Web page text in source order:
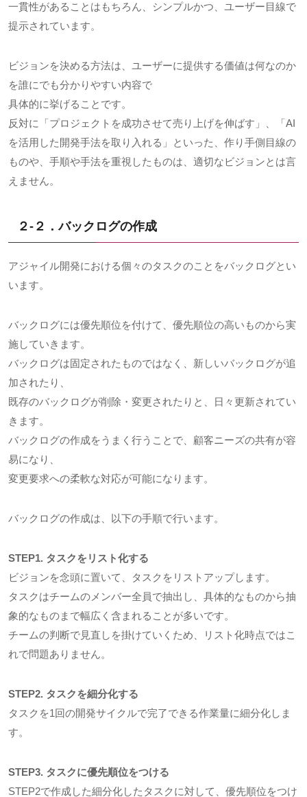
一貫性があることはもちろん、シンプルかつ、ユーザー目線で
提示されています。
ビジョンを決める方法は、ユーザーに提供する価値は何なのか
を誰にでも分かりやすい内容で
具体的に挙げることです。
反対に「プロジェクトを成功させて売り上げを伸ばす」、「AI
を活用した開発手法を取り入れる」といった、作り手側目線の
ものや、手順や手法を重視したものは、適切なビジョンとは言
えません。
２-２．バックログの作成
アジャイル開発における個々のタスクのことをバックログとい
います。
バックログには優先順位を付けて、優先順位の高いものから実
施していきます。
バックログは固定されたものではなく、新しいバックログが追
加されたり、
既存のバックログが削除・変更されたりと、日々更新されてい
きます。
バックログの作成をうまく行うことで、顧客ニーズの共有が容
易になり、
変更要求への柔軟な対応が可能になります。
バックログの作成は、以下の手順で行います。
STEP1. タスクをリスト化する
ビジョンを念頭に置いて、タスクをリストアップします。
タスクはチームのメンバー全員で抽出し、具体的なものから抽
象的なものまで幅広く含まれることが多いです。
チームの判断で見直しを掛けていくため、リスト化時点ではこ
れで問題ありません。
STEP2. タスクを細分化する
タスクを1回の開発サイクルで完了できる作業量に細分化しま
す。
STEP3. タスクに優先順位をつける
STEP2で作成した細分化したタスクに対して、優先順位をつけ